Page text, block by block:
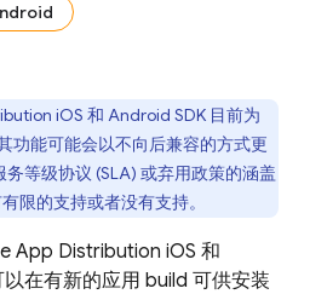
iOS 和 Android SDK 目前为
功能可能会以不向后兼容的方式更
等级协议 (SLA) 或弃用政策的涵盖
限的支持或者没有支持。
App Distribution iOS 和
在有新的应用 build 可供安装